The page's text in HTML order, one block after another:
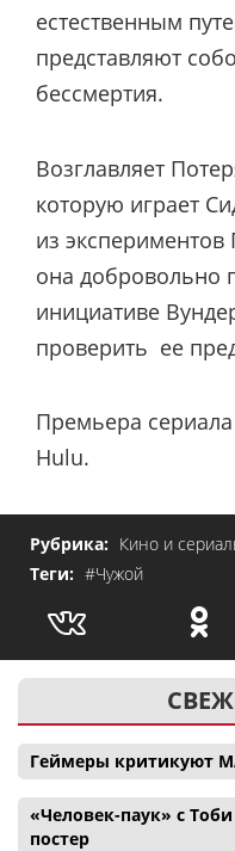
естественным
представляют
бессмертия.
Возглавляет
которую играет
из экспериментов
она добровольно
инициативе
проверить ее
Премьера сериала
Hulu.
Рубрика: Кино и
Теги: #Чужой
Геймеры критикуют
«Человек-паук» с
постер